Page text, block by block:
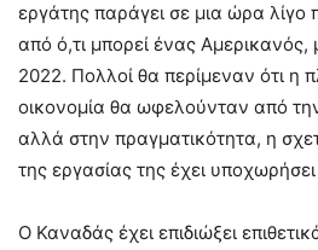
εργάτης παράγει σε μια ώρα λίγο
από ό,τι μπορεί ένας Αμερικανός,
2022. Πολλοί θα περίμεναν ότι η
οικονομία θα ωφελούνταν από
αλλά στην πραγματικότητα, η
της εργασίας της έχει
Ο Καναδάς έχει επιδιώξει